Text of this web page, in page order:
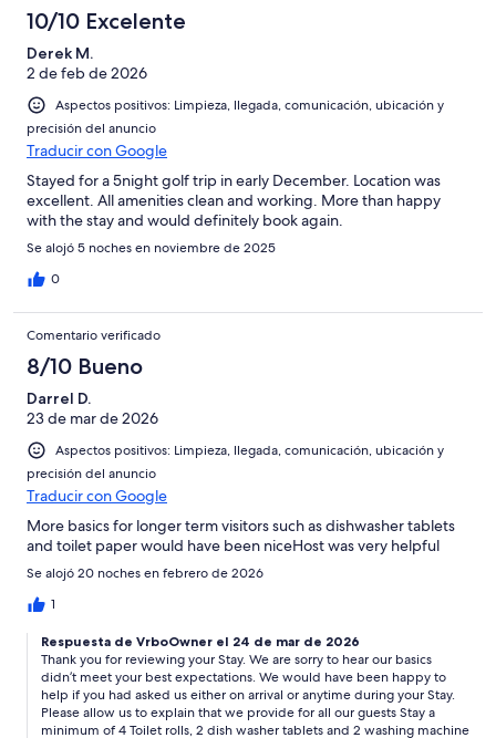
Horrible
10/10 Excelente
Derek M.
2 de feb de 2026
Aspectos positivos: Limpieza, llegada, comunicación, ubicación y
precisión del anuncio
Traducir con Google
Stayed for a 5night golf trip in early December. Location was
excellent. All amenities clean and working. More than happy
with the stay and would definitely book again.
Se alojó 5 noches en noviembre de 2025
0
Comentario verificado
8/10 Bueno
Darrel D.
23 de mar de 2026
Aspectos positivos: Limpieza, llegada, comunicación, ubicación y
precisión del anuncio
Traducir con Google
More basics for longer term visitors such as dishwasher tablets
and toilet paper would have been niceHost was very helpful
Se alojó 20 noches en febrero de 2026
1
Respuesta de VrboOwner el 24 de mar de 2026
Thank you for reviewing your Stay. We are sorry to hear our basics
didn’t meet your best expectations. We would have been happy to
help if you had asked us either on arrival or anytime during your Stay.
Please allow us to explain that we provide for all our guests Stay a
minimum of 4 Toilet rolls, 2 dish washer tablets and 2 washing machine